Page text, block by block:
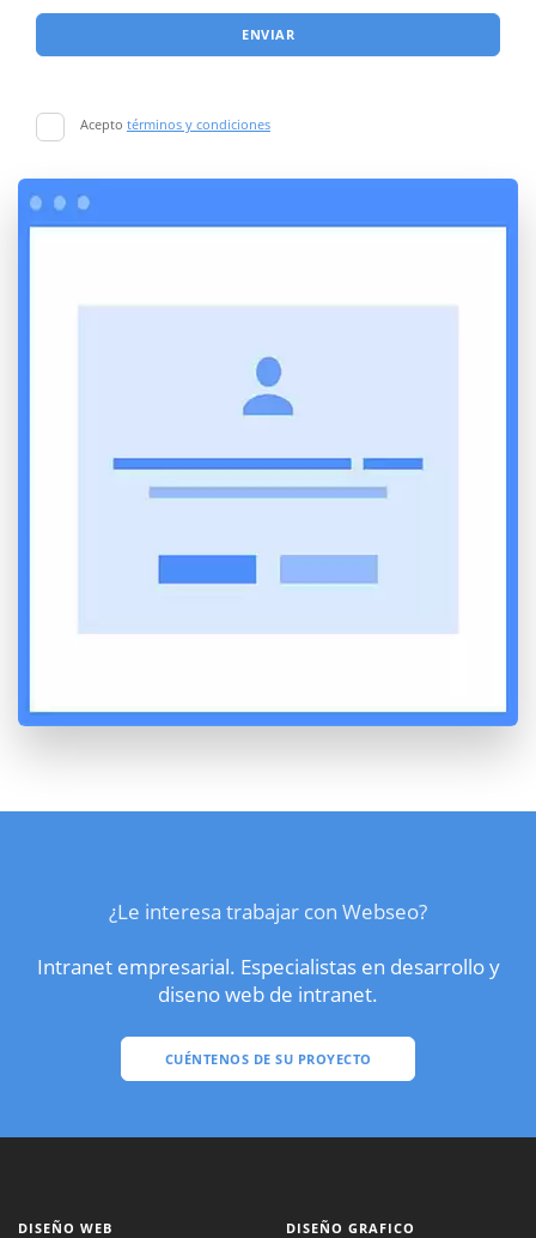
ENVIAR
Acepto términos y condiciones
¿Le interesa trabajar con Webseo?
Intranet empresarial. Especialistas en desarrollo y
diseno web de intranet.
CUÉNTENOS DE SU PROYECTO
DISEÑO WEB DISEÑO GRAFICO